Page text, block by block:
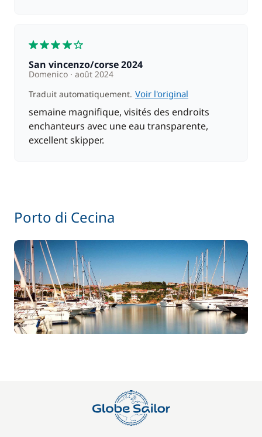
Frais de dossier pour la base
/ semaine
Seabob / Sea Scooter
San vincenzo/corse 2024
Domenico
août 2024
Traduit automatiquement. Voir l'original
semaine magnifique, visités des endroits
enchanteurs avec une eau transparente,
excellent skipper.
Porto di Cecina